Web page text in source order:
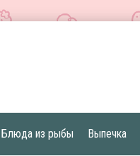
Блюда из рыбы Выпечка